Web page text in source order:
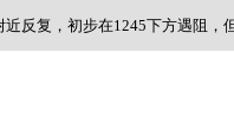
反复，初步在1245下方遇阻，